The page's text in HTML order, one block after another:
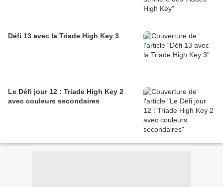
Défi 13 avec la Triade High Key 3
Le Défi jour 12 : Triade High Key 2
avec couleurs secondaires